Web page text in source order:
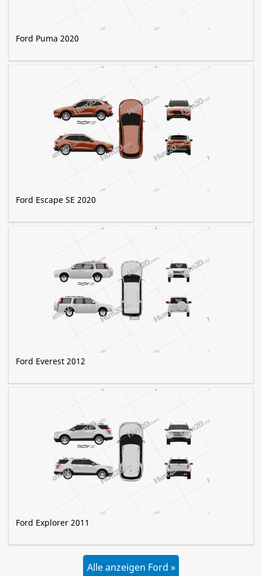
Ford Puma 2020
Ford Escape SE 2020
Ford Everest 2012
Ford Explorer 2011
Alle anzeigen Ford »